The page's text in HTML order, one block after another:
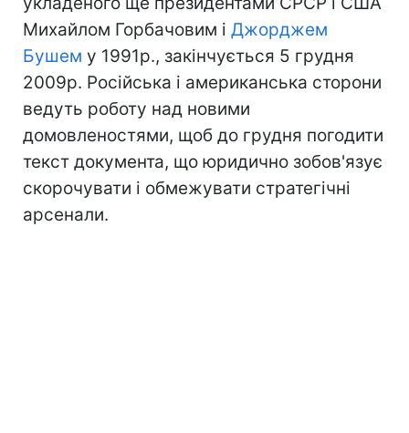
Михайлом Горбачовим і Джорджем
Бушем у 1991р., закінчується 5 грудня
2009р. Російська і американська сторони
ведуть роботу над новими
домовленостями, щоб до грудня погодити
текст документа, що юридично зобов'язує
скорочувати і обмежувати стратегічні
арсенали.